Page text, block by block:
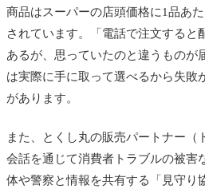
商品はスーパーの店頭価格に1品あ
されています。「電話で注文すると
あるが、思っていたのと違うものが
は実際に手に取って選べるから失敗
があります。
また、とくし丸の販売パートナー（
会話を通じて消費者トラブルの被害
体や警察と情報を共有する「見守り